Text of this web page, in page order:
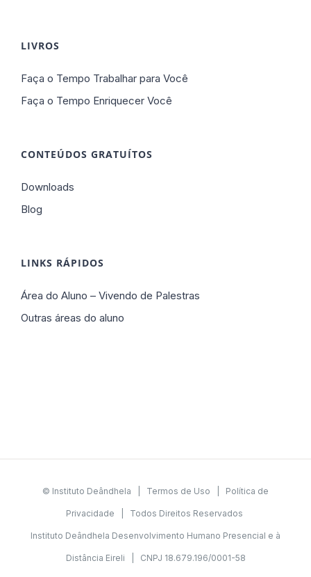
LIVROS
Faça o Tempo Trabalhar para Você
Faça o Tempo Enriquecer Você
CONTEÚDOS GRATUÍTOS
Downloads
Blog
LINKS RÁPIDOS
Área do Aluno – Vivendo de Palestras
Outras áreas do aluno
© Instituto Deândhela | Termos de Uso Política de
Privacidade | Todos Direitos Reservados
Instituto Deândhela Desenvolvimento Humano Presencial e à
Distância Eireli | CNPJ 18.679.196/0001-58